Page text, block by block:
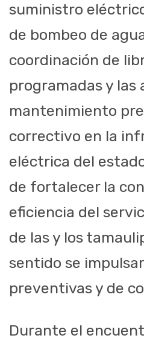
suministro
de bombeo de
coordinación de
programadas y las
mantenimiento
correctivo en la
eléctrica del
de fortalecer la
eficiencia del
de las y los
sentido se
preventivas y de
Durante el